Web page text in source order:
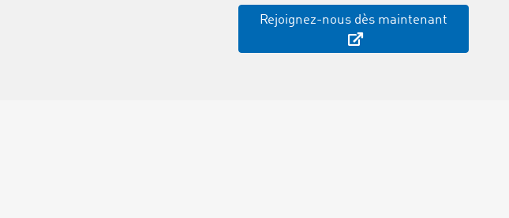
Rejoignez-nous dès maintenant